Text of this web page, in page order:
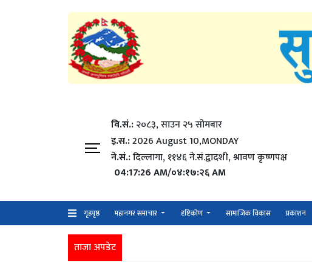
वि.सं.:२०८३, साउन २५ सोमबार
इ.स.:2026 August 10,MONDAY
ने.सं.:दिल्लागा, ११४६ ने.सं.द्वादशी, श्रावण कृष्णपक्ष
04:17:27 AM/०४:१७:२७ AM
गृहपृष्ठ महानगर समाचार दृष्टिकोण सामाजिक विकास प्रकाशन
ताजा अपडेट